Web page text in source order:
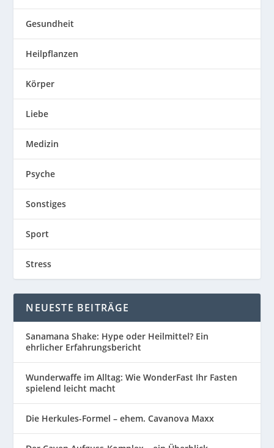
Gesundheit
Heilpflanzen
Körper
Liebe
Medizin
Psyche
Sonstiges
Sport
Stress
NEUESTE BEITRÄGE
Sanamana Shake: Hype oder Heilmittel? Ein
ehrlicher Erfahrungsbericht
Wunderwaffe im Alltag: Wie WonderFast Ihr Fasten
spielend leicht macht
Die Herkules-Formel – ehem. Cavanova Maxx